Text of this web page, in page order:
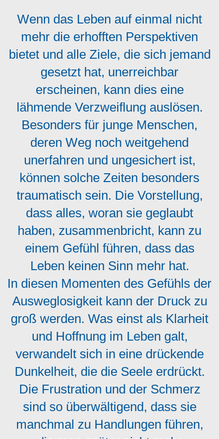
Wenn das Leben auf einmal nicht
mehr die erhofften Perspektiven
bietet und alle Ziele, die sich jemand
gesetzt hat, unerreichbar
erscheinen, kann dies eine
lähmende Verzweiflung auslösen.
Besonders für junge Menschen,
deren Weg noch weitgehend
unerfahren und ungesichert ist,
können solche Zeiten besonders
traumatisch sein. Die Vorstellung,
dass alles, woran sie geglaubt
haben, zusammenbricht, kann zu
einem Gefühl führen, dass das
Leben keinen Sinn mehr hat.
In diesen Momenten des Gefühls der
Ausweglosigkeit kann der Druck zu
groß werden. Was einst als Klarheit
und Hoffnung im Leben galt,
verwandelt sich in eine drückende
Dunkelheit, die die Seele erdrückt.
Die Frustration und der Schmerz
sind so überwältigend, dass sie
manchmal zu Handlungen führen,